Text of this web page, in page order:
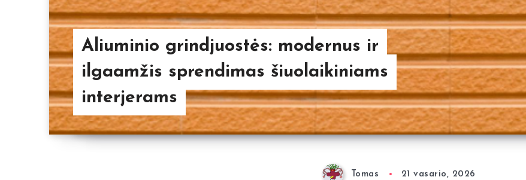
Aliuminio grindjuostės: modernus ir
ilgaamžis sprendimas šiuolaikiniams
interjerams
Tomas 21 vasario, 2026